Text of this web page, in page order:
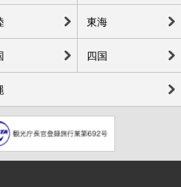
東海
四国